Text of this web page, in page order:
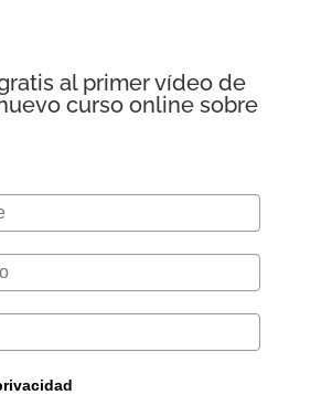
al primer vídeo de
curso online sobre